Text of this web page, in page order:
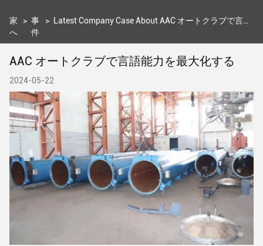
家
へ
> 事
件
> Latest Company Case About AAC オートクラブで言語能力を最大化する
AAC オートクラブで言語能力を最大化する
2024-05-22